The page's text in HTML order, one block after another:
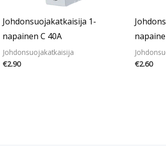
Johdonsuojakatkaisija 1-
napainen C 40A
Johdonsuojakatkaisija
€2.90
€2.60